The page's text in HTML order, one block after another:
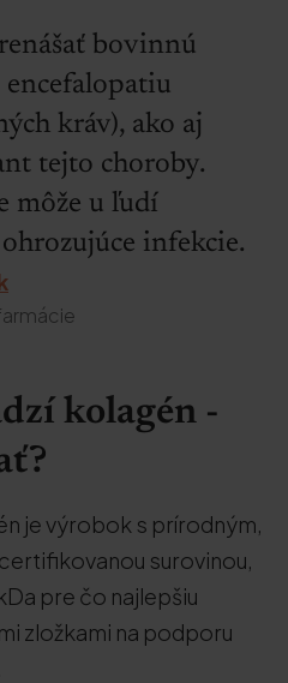
bovinnú
kráv), ako aj
tejto choroby.
môže u ľudí
infekcie.
kolagén -
je výrobok s prírodným,
surovinou,
pre čo najlepšiu
zložkami na podporu